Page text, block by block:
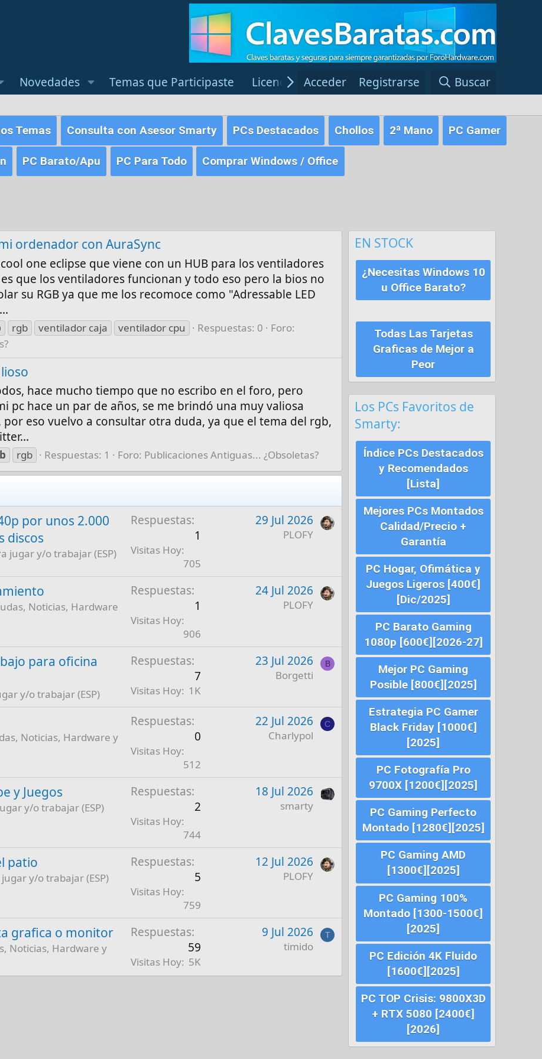
Novedades Temas que Participaste Licencias Windows Red Fansite.es
Acceder Registrarse Buscar
Temas Consulta con Asesor Smarty PCs Destacados Chollos 2ª Mano PC Gamer
PC Barato/Apu PC Para Todo Comprar Windows / Office
ordenador con AuraSync
one eclipse que viene con un HUB para los ventiladores
que los ventiladores funcionan y todo eso pero la bios no
su RGB ya que me los recomoce como "Adressable LED
rgb ventilador caja ventilador cpu Respuestas: 0
Foro:
hace mucho tiempo que no escribo en el foro, pero
pc hace un par de años, se me brindó una muy valiosa
eso vuelvo a consultar otra duda, ya que el tema del rgb,
rgb Respuestas: 1 Foro: Publicaciones Antiguas... ¿Obsoletas?
por unos 2.000
discos
jugar y/o trabajar (ESP)
Respuestas
1
Visitas Hoy
705
29 Jul 2026
PLOFY
Noticias, Hardware
Respuestas
1
Visitas Hoy
906
24 Jul 2026
PLOFY
para oficina
y/o trabajar (ESP)
Respuestas
7
Visitas Hoy 1K
23 Jul 2026
Borgetti
B
Noticias, Hardware y
Respuestas
0
Visitas Hoy
512
22 Jul 2026
Charlypol
C
y Juegos
y/o trabajar (ESP)
Respuestas
2
Visitas Hoy
744
18 Jul 2026
smarty
patio
y/o trabajar (ESP)
Respuestas
5
Visitas Hoy
759
12 Jul 2026
PLOFY
grafica o monitor
Noticias, Hardware y
Respuestas
59
Visitas Hoy 5K
9 Jul 2026
timido
T
EN STOCK
¿Necesitas Windows 10
u Office Barato?
Todas Las Tarjetas
Graficas de Mejor a
Peor
Los PCs Favoritos de
Smarty:
Índice PCs Destacados
y Recomendados
[Lista]
Mejores PCs Montados
Calidad/Precio +
Garantía
PC Hogar, Ofimática y
Juegos Ligeros [400€]
[Dic/2025]
PC Barato Gaming
1080p [600€][2026-27]
Mejor PC Gaming
Posible [800€][2025]
Estrategia PC Gamer
Black Friday [1000€]
[2025]
PC Fotografía Pro
9700X [1200€][2025]
PC Gaming Perfecto
Montado [1280€][2025]
PC Gaming AMD
[1300€][2025]
PC Gaming 100%
Montado [1300-1500€]
[2025]
PC Edición 4K Fluido
[1600€][2025]
PC TOP Crisis: 9800X3D
+ RTX 5080 [2400€]
[2026]